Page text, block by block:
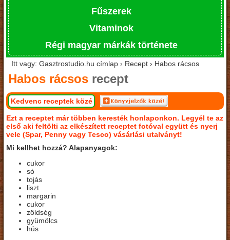
Fűszerek
Vitaminok
Régi magyar márkák története
Itt vagy: Gasztrostudio.hu címlap › Recept › Habos rácsos
Habos rácsos recept
Kedvenc receptek közé
Ezt a receptet már többen keresték honlaponkon. Legyél te az
első aki feltölti az elkészített receptet fotóval együtt és nyerj
vele (Spar, Penny vagy Tesco) vásárlási utalványt!
Mi kellhet hozzá? Alapanyagok:
cukor
só
tojás
liszt
margarin
cukor
zöldség
gyümölcs
hús